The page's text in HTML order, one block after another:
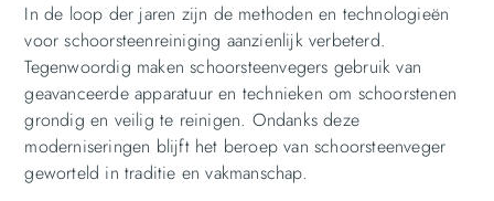
In de loop der jaren zijn de methoden en technologieën
voor schoorsteenreiniging aanzienlijk verbeterd.
Tegenwoordig maken schoorsteenvegers gebruik van
geavanceerde apparatuur en technieken om schoorstenen
grondig en veilig te reinigen. Ondanks deze
moderniseringen blijft het beroep van schoorsteenveger
geworteld in traditie en vakmanschap.